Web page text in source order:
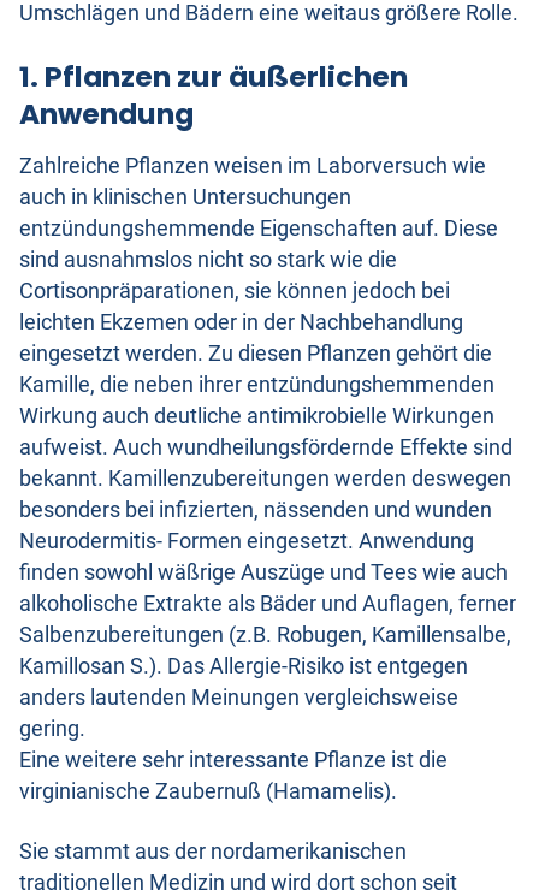
Umschlägen und Bädern eine weitaus größere Rolle.
1. Pflanzen zur äußerlichen
Anwendung
Zahlreiche Pflanzen weisen im Laborversuch wie
auch in klinischen Untersuchungen
entzündungshemmende Eigenschaften auf. Diese
sind ausnahmslos nicht so stark wie die
Cortisonpräparationen, sie können jedoch bei
leichten Ekzemen oder in der Nachbehandlung
eingesetzt werden. Zu diesen Pflanzen gehört die
Kamille, die neben ihrer entzündungshemmenden
Wirkung auch deutliche antimikrobielle Wirkungen
aufweist. Auch wundheilungsfördernde Effekte sind
bekannt. Kamillenzubereitungen werden deswegen
besonders bei infizierten, nässenden und wunden
Neurodermitis- Formen eingesetzt. Anwendung
finden sowohl wäßrige Auszüge und Tees wie auch
alkoholische Extrakte als Bäder und Auflagen, ferner
Salbenzubereitungen (z.B. Robugen, Kamillensalbe,
Kamillosan S.). Das Allergie-Risiko ist entgegen
anders lautenden Meinungen vergleichsweise
gering.
Eine weitere sehr interessante Pflanze ist die
virginianische Zaubernuß (Hamamelis).
Sie stammt aus der nordamerikanischen
traditionellen Medizin und wird dort schon seit